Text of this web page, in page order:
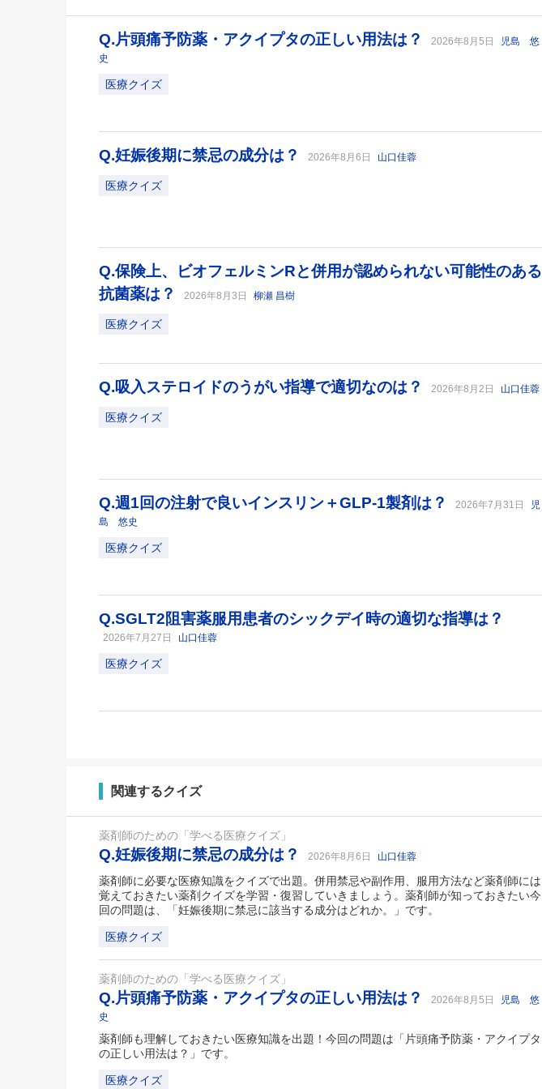
Q.片頭痛予防薬・アクイプタの正しい用法は？ 2026年8月5日
児島 悠
史
医療クイズ
Q.妊娠後期に禁忌の成分は？ 2026年8月6日 山口佳蓉
医療クイズ
Q.保険上、ビオフェルミンRと併用が認められない可能性のある
抗菌薬は？
2026年8月3日 柳瀬 昌樹
医療クイズ
Q.吸入ステロイドのうがい指導で適切なのは？ 2026年8月2日 山口佳蓉
医療クイズ
Q.週1回の注射で良いインスリン＋GLP-1製剤は？ 2026年7月31日
児
島 悠史
医療クイズ
Q.SGLT2阻害薬服用患者のシックデイ時の適切な指導は？
2026年7月27日 山口佳蓉
医療クイズ
関連するクイズ
薬剤師のための「学べる医療クイズ」
Q.妊娠後期に禁忌の成分は？ 2026年8月6日 山口佳蓉
薬剤師に必要な医療知識をクイズで出題。併用禁忌や副作用、服用方法など薬剤師には
覚えておきたい薬剤クイズを学習・復習していきましょう。薬剤師が知っておきたい今
回の問題は、「妊娠後期に禁忌に該当する成分はどれか。」です。
医療クイズ
薬剤師のための「学べる医療クイズ」
Q.片頭痛予防薬・アクイプタの正しい用法は？ 2026年8月5日
児島 悠
史
薬剤師も理解しておきたい医療知識を出題！今回の問題は「片頭痛予防薬・アクイプタ
の正しい用法は？」です。
医療クイズ